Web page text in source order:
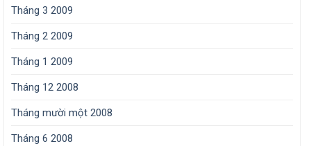
Tháng 3 2009
Tháng 2 2009
Tháng 1 2009
Tháng 12 2008
Tháng mười một 2008
Tháng 6 2008